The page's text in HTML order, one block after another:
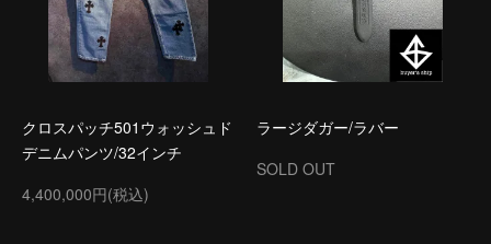
クロスパッチ501ウォッシュド
デニムパンツ/32インチ
4,400,000円(税込)
ラージダガー/ラバー
SOLD OUT